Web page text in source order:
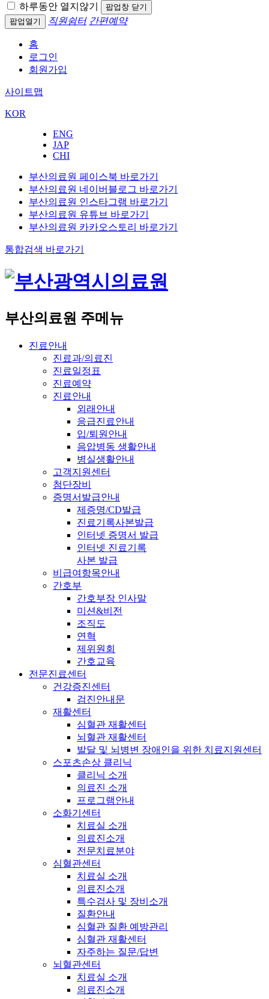
하루동안 열지않기
팝업창 닫기
팝업열기
직원쉼터 간편예약
홈
로그인
회원가입
사이트맵
KOR
ENG
JAP
CHI
부산의료원 페이스북 바로가기
부산의료원 네이버블로그 바로가기
부산의료원 인스타그램 바로가기
부산의료원 유튜브 바로가기
부산의료원 카카오스토리 바로가기
통합검색 바로가기
부산의료원 주메뉴
진료안내
진료과/의료진
진료일정표
진료예약
진료안내
외래안내
응급진료안내
입/퇴원안내
음압병동 생활안내
병실생활안내
고객지원센터
첨단장비
증명서발급안내
제증명/CD발급
진료기록사본발급
인터넷 증명서 발급
인터넷 진료기록
사본 발급
비급여항목안내
간호부
간호부장 인사말
미션&비전
조직도
연혁
제위원회
간호교육
전문진료센터
건강증진센터
검진안내문
재활센터
심혈관 재활센터
뇌혈관 재활센터
발달 및 뇌병변 장애인을 위한 치료지원센터
스포츠손상 클리닉
클리닉 소개
의료진 소개
프로그램안내
소화기센터
치료실 소개
의료진소개
전문치료분야
심혈관센터
치료실 소개
의료진소개
특수검사 및 장비소개
질환안내
심혈관 질환 예방관리
심혈관 재활센터
자주하는 질문/답변
뇌혈관센터
치료실 소개
의료진소개